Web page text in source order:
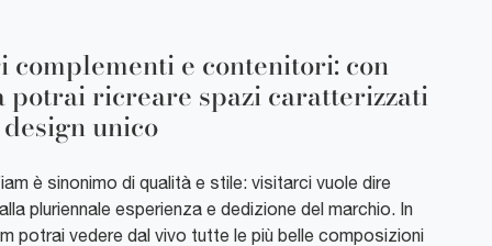
complementi e contenitori: con
potrai ricreare spazi caratterizzati
unico
è sinonimo di qualità e stile: visitarci vuole dire
pluriennale esperienza e dedizione del marchio. In
potrai vedere dal vivo tutte le più belle composizioni